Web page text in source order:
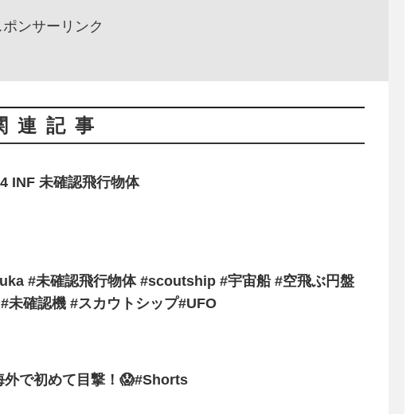
ポンサーリンク
連記事
INF 未確認飛行物体
#未確認飛行物体 #scoutship #宇宙船 #空飛ぶ円盤
未確認機 #スカウトシップ#UFO
外で初めて目撃！😱#Shorts